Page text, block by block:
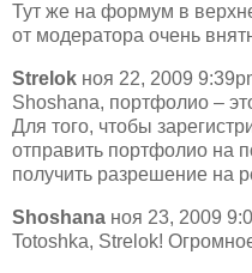
Тут же на формум в
от модератора очень
Strelok ноя 22, 2009
Shoshana, портфолио –
Для того, чтобы
отправить портфолио на
получить разрешение на
Shoshana ноя 23, 2009
Totoshka, Strelok!